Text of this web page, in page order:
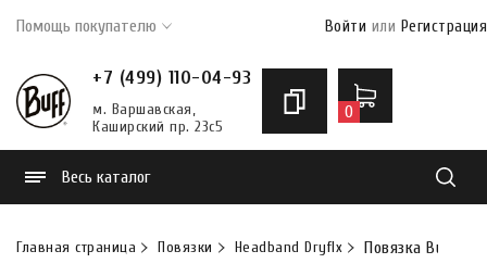
Помощь покупателю Войти или Регистрация
+7 (499) 110-04-93
м. Варшавская,
Каширский пр. 23с5
0
Весь каталог
Главная страница Повязки Headband Dryflx Повязка Buff